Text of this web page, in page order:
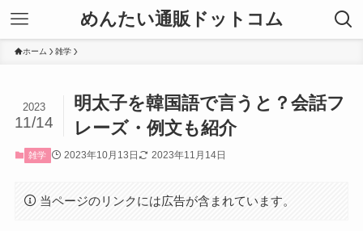
めんたい通販ドットコム
ホーム 雑学
明太子を韓国語で言うと？会話フ
レーズ・例文も紹介
2023
11/14
雑学 2023年10月13日 2023年11月14日
当ページのリンクには広告が含まれています。